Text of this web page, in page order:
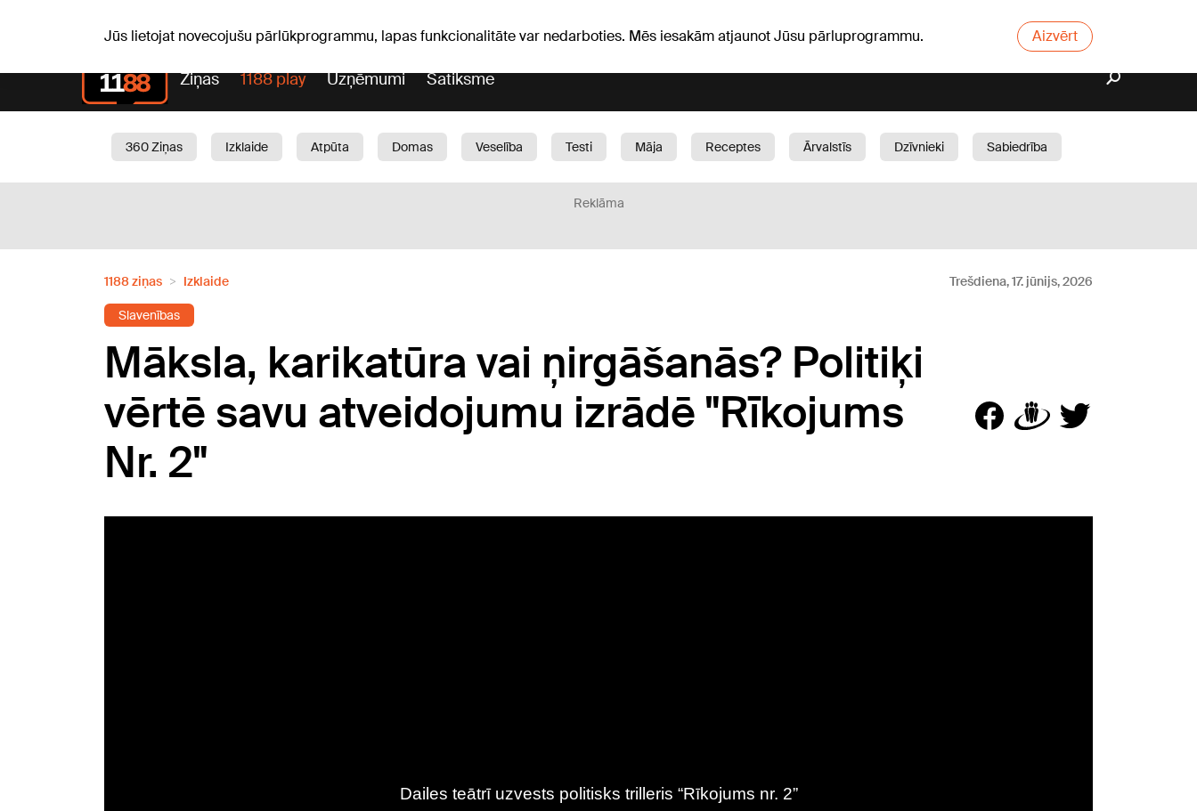
Jūs lietojat novecojušu pārlūkprogrammu, lapas funkcionalitāte var nedarboties. Mēs iesakām atjaunot Jūsu pārluprogrammu. Aizvērt
Ziņas 1188 play Uzņēmumi Satiksme
360 Ziņas Izklaide Atpūta Domas Veselība Testi Māja Receptes Ārvalstīs Dzīvnieki
Sabiedrība
Reklāma
1188 ziņas Izklaide Trešdiena, 17. jūnijs, 2026
Slavenības
Māksla, karikatūra vai ņirgāšanās? Politiķi
vērtē savu atveidojumu izrādē "Rīkojums
Nr. 2"